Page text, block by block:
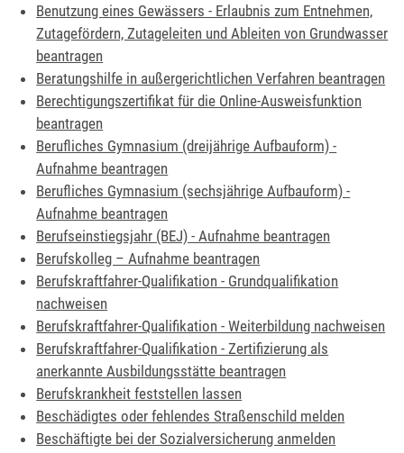
Benutzung eines Gewässers - Erlaubnis zum Entnehmen,
Zutagefördern, Zutageleiten und Ableiten von Grundwasser
beantragen
Beratungshilfe in außergerichtlichen Verfahren beantragen
Berechtigungszertifikat für die Online-Ausweisfunktion
beantragen
Berufliches Gymnasium (dreijährige Aufbauform) -
Aufnahme beantragen
Berufliches Gymnasium (sechsjährige Aufbauform) -
Aufnahme beantragen
Berufseinstiegsjahr (BEJ) - Aufnahme beantragen
Berufskolleg – Aufnahme beantragen
Berufskraftfahrer-Qualifikation - Grundqualifikation
nachweisen
Berufskraftfahrer-Qualifikation - Weiterbildung nachweisen
Berufskraftfahrer-Qualifikation - Zertifizierung als
anerkannte Ausbildungsstätte beantragen
Berufskrankheit feststellen lassen
Beschädigtes oder fehlendes Straßenschild melden
Beschäftigte bei der Sozialversicherung anmelden